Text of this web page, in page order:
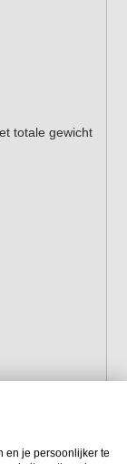
totale gewicht
en je persoonlijker te